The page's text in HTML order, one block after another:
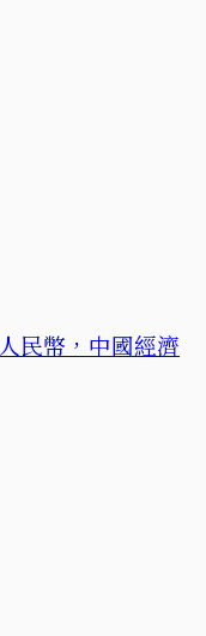
民幣，中國經濟